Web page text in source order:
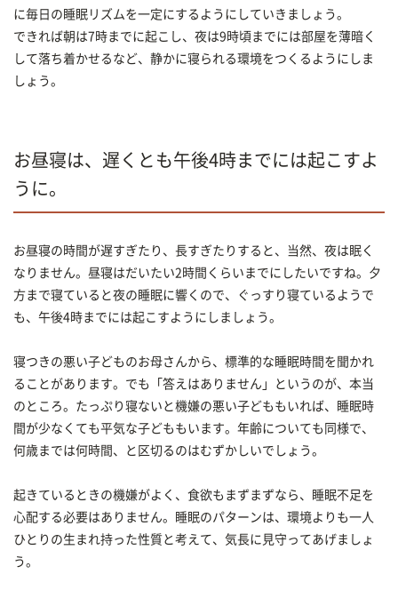
に毎日の睡眠リズムを一定にするようにしていきましょう。
できれば朝は7時までに起こし、夜は9時頃までには部屋を薄暗く
して落ち着かせるなど、静かに寝られる環境をつくるようにしま
しょう。
お昼寝は、遅くとも午後4時までには起こすよ
うに。
お昼寝の時間が遅すぎたり、長すぎたりすると、当然、夜は眠く
なりません。昼寝はだいたい2時間くらいまでにしたいですね。夕
方まで寝ていると夜の睡眠に響くので、ぐっすり寝ているようで
も、午後4時までには起こすようにしましょう。
寝つきの悪い子どものお母さんから、標準的な睡眠時間を聞かれ
ることがあります。でも「答えはありません」というのが、本当
のところ。たっぷり寝ないと機嫌の悪い子どももいれば、睡眠時
間が少なくても平気な子どももいます。年齢についても同様で、
何歳までは何時間、と区切るのはむずかしいでしょう。
起きているときの機嫌がよく、食欲もまずまずなら、睡眠不足を
心配する必要はありません。睡眠のパターンは、環境よりも一人
ひとりの生まれ持った性質と考えて、気長に見守ってあげましょ
う。